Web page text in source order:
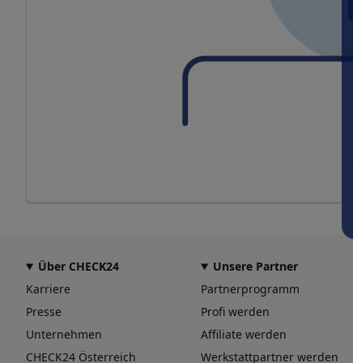
Über CHECK24
Karriere
Presse
Unternehmen
CHECK24 Österreich
Unsere Partner
Partnerprogramm
Profi werden
Affiliate werden
Werkstattpartner werden